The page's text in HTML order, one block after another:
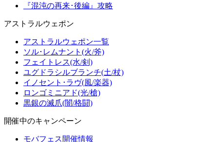
『混沌の再来･後編』攻略
アストラルウェポン
アストラルウェポン一覧
ソル･レムナント(火/斧)
フェイトレス(水/剣)
ユグドラシルブランチ(土/杖)
イノセント･ラヴ(風/楽器)
ロンゴミニアド(光/槍)
黒銀の滅爪(闇/格闘)
開催中のキャンペーン
モバフェス開催情報